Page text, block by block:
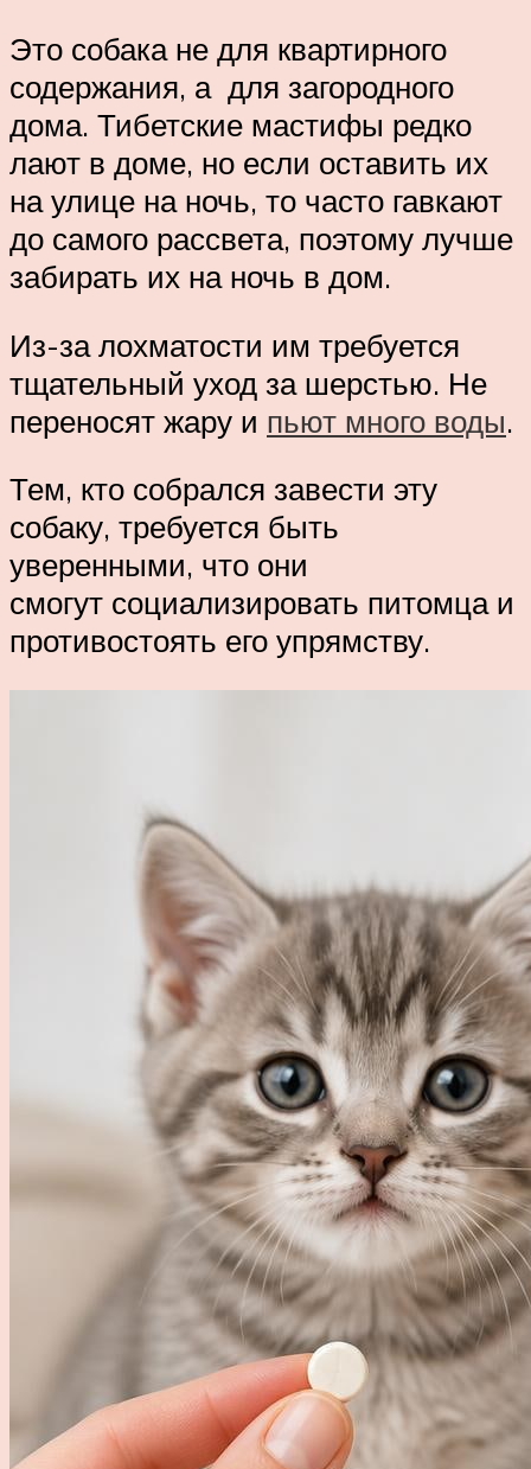
Это собака не для квартирного
содержания, а для загородного
дома. Тибетские мастифы редко
лают в доме, но если оставить их
на улице на ночь, то часто гавкают
до самого рассвета, поэтому лучше
забирать их на ночь в дом.
Из-за лохматости им требуется
тщательный уход за шерстью. Не
переносят жару и пьют много воды.
Тем, кто собрался завести эту
собаку, требуется быть
уверенными, что они
смогут социализировать питомца и
противостоять его упрямству.